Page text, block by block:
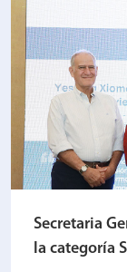
Secretaria
la categoría